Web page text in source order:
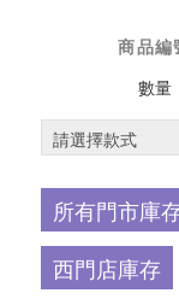
商品編
數量
所有門市庫
西門店庫存